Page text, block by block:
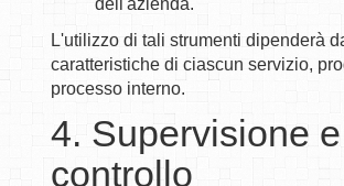
dell'azienda.
L'utilizzo di tali strumenti dipenderà
caratteristiche di ciascun servizio,
processo interno.
4. Supervisione e
controllo